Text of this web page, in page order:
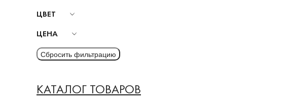
ЦВЕТ
ЦЕНА
КАТАЛОГ ТОВАРОВ